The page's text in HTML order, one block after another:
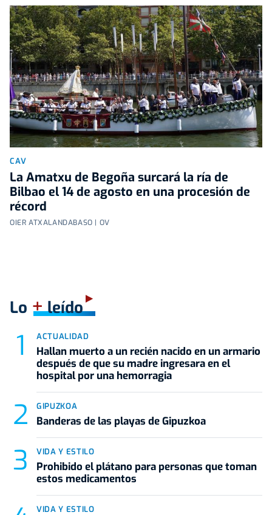
CAV
La Amatxu de Begoña surcará la ría de
Bilbao el 14 de agosto en una procesión de
récord
OIER ATXALANDABASO | OV
Lo +leído
ACTUALIDAD
Hallan muerto a un recién nacido en un armario
después de que su madre ingresara en el
hospital por una hemorragia
GIPUZKOA
Banderas de las playas de Gipuzkoa
VIDA Y ESTILO
Prohibido el plátano para personas que toman
estos medicamentos
VIDA Y ESTILO